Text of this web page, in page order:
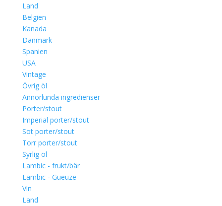
Land
Belgien
Kanada
Danmark
Spanien
USA
Vintage
Övrig öl
Annorlunda ingredienser
Porter/stout
Imperial porter/stout
Söt porter/stout
Torr porter/stout
Syrlig öl
Lambic - frukt/bär
Lambic - Gueuze
Vin
Land